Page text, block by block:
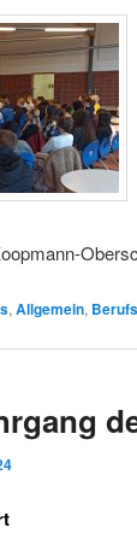
, Allgemein,